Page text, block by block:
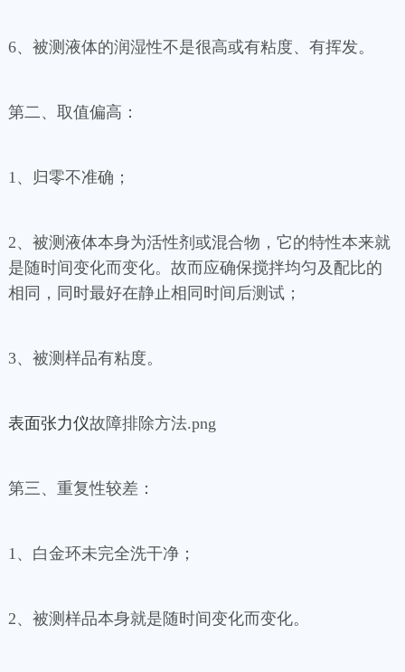
6、被测液体的润湿性不是很高或有粘度、有挥发。
第二、取值偏高：
1、归零不准确；
2、被测液体本身为活性剂或混合物，它的特性本来就
是随时间变化而变化。故而应确保搅拌均匀及配比的
相同，同时最好在静止相同时间后测试；
3、被测样品有粘度。
表面张力仪故障排除方法.png
第三、重复性较差：
1、白金环未完全洗干净；
2、被测样品本身就是随时间变化而变化。